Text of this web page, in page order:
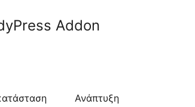
Addon
Ανάπτυξη